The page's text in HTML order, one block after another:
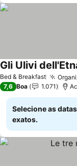
Bed & Breakfast
Gli Ulivi
7,6 Boa 1.071
Selecione as
exatos.